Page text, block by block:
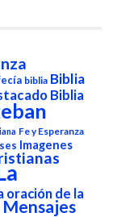
biblia Biblia
Biblia
Fe y Esperanza
Imagenes
oración de la
Mensajes